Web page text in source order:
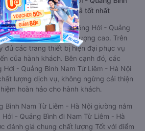
cao: Thoải mái, giá cả tốt nhất
Từ Liêm - Hà Nội từ Đồng Hới - Quảng
xe giường nằm chất lượng cao. Trên
đủ các trang thiết bị hiện đại phục vụ
của hành khách. Bên cạnh đó, các
- Quảng Bình Nam Từ Liêm - Hà Nội
lượng dịch vụ, không ngừng cải thiện
hoàn hảo cho hành khách.
Bình Nam Từ Liêm - Hà Nội giường nằm
- Quảng Bình đi Nam Từ Liêm - Hà
đánh giá chung chất lượng Tốt với điểm